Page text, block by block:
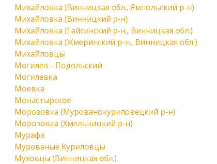
Михайловка (Винницкая обл., Ямпольский р-н)
Михайловка (Винницкий р-н)
Михайловка (Гайсинский р-н., Винницкая обл.)
Михайловка (Жмеринский р-н., Винницкая обл.)
Михайловцы
Могилев - Подольский
Могилевка
Моевка
Монастырское
Морозовка (Мурованокуриловецкий р-н)
Морозовка (Хмельницкий р-н)
Мурафа
Мурованые Куриловцы
Муховцы (Винницкая обл.)